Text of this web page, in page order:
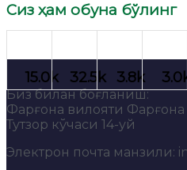
Сиз ҳам обуна бўлинг
Биз билан боғланиш:
Фарғона вилояти
Тутзор кўчаси 14-уй
Электрон почта манзили: